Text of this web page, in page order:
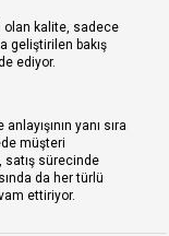
olan kalite, sadece
geliştirilen bakış
ediyor.
yanı sıra
müşteri
satış sürecinde
da her türlü
ettiriyor.